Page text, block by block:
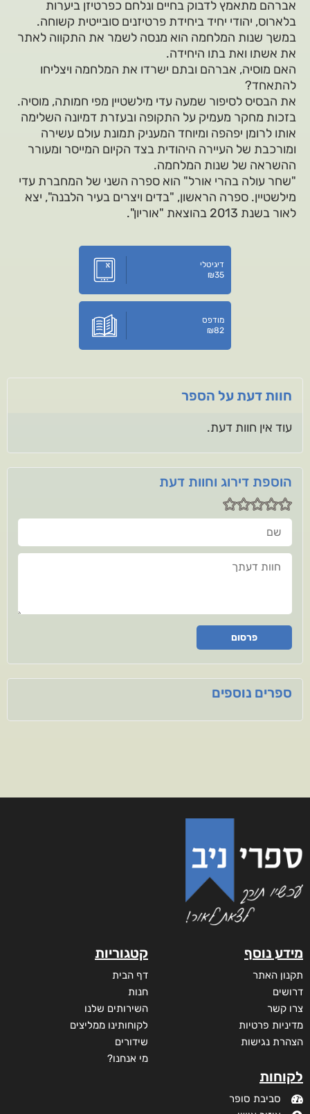
אברהם מתאמץ לדבוק בחיים ונלחם כפרטיזן ביערות
בלארוס, יהודי יחיד ביחידת פרטיזנים סובייטית קשוחה.
במשך שנות המלחמה הוא מנסה לשמר את התקווה לאתר
את אשתו ואת בתו היחידה.
האם מוסיה, אברהם ובתם ישרדו את המלחמה ויצליחו
להתאחד?
את הבסיס לסיפור שמעה עדי מילשטיין מפי חמותה, מוסיה.
בזכות מחקר מעמיק על התקופה ובעזרת דמיונה השלימה
אותו לרומן יפהפה ומיוחד המעניק תמונת עולם עשירה
ומורכבת של העיירה היהודית בצד הקיום המייסר ומעורר
ההשראה של שנות המלחמה.
"שחר עולה בהרי אורל" הוא ספרה השני של המחברת עדי
מילשטיין. ספרה הראשון, "בדים ויצרים בעיר הלבנה", יצא
לאור בשנת 2013 בהוצאת "אוריון".
דיגיטלי
₪35
מודפס
₪82
חוות דעת על הספר
עוד אין חוות דעת.
הוספת דירוג וחוות דעת
שם
חוות דעתך
פרסום
ספרים נוספים
מידע נוסף
תקנון האתר
דרושים
צרו קשר
מדיניות פרטיות
הצהרת נגישות
לקוחות
סביבת סופר
קטגוריות
דף הבית
חנות
השירותים שלנו
לקוחותינו ממליצים
שידורים
מי אנחנו?